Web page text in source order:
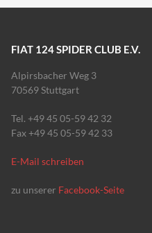
FIAT 124 SPIDER CLUB E.V.
Alpirsbacher Weg 3
70569 Stuttgart
Tel. +49 45 05-59 42 32
Fax +49 45 05-59 42 33
E-Mail schreiben
zu unserer Facebook-Seite